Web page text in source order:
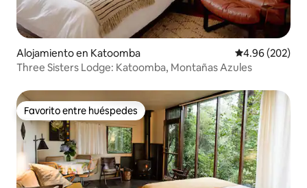
Alojamiento en Katoomba Calificación
4.96 (202)
Three Sisters Lodge: Katoomba, Montañas Azules
Favorito entre huéspedes
Favorito entre huéspedes